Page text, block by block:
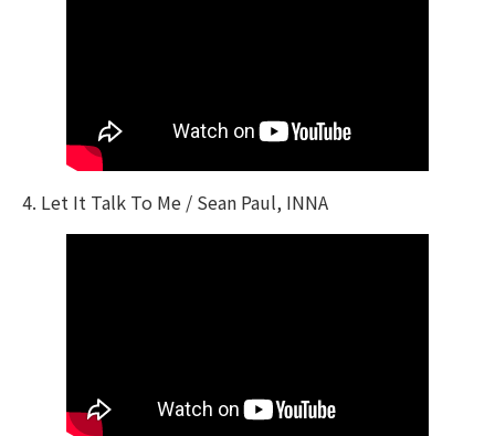
4. Let It Talk To Me / Sean Paul, INNA